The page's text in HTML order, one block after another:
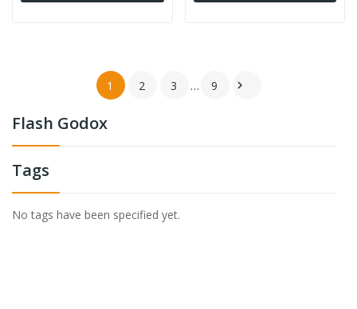
Flash Godox
Tags
No tags have been specified yet.
1 2 3 … 9 